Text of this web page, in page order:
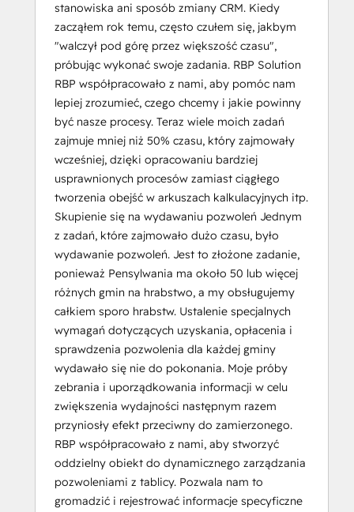
stanowiska ani sposób zmiany CRM. Kiedy
zacząłem rok temu, często czułem się, jakbym
"walczył pod górę przez większość czasu",
próbując wykonać swoje zadania. RBP Solution
RBP współpracowało z nami, aby pomóc nam
lepiej zrozumieć, czego chcemy i jakie powinny
być nasze procesy. Teraz wiele moich zadań
zajmuje mniej niż 50% czasu, który zajmowały
wcześniej, dzięki opracowaniu bardziej
usprawnionych procesów zamiast ciągłego
tworzenia obejść w arkuszach kalkulacyjnych itp.
Skupienie się na wydawaniu pozwoleń Jednym
z zadań, które zajmowało dużo czasu, było
wydawanie pozwoleń. Jest to złożone zadanie,
ponieważ Pensylwania ma około 50 lub więcej
różnych gmin na hrabstwo, a my obsługujemy
całkiem sporo hrabstw. Ustalenie specjalnych
wymagań dotyczących uzyskania, opłacenia i
sprawdzenia pozwolenia dla każdej gminy
wydawało się nie do pokonania. Moje próby
zebrania i uporządkowania informacji w celu
zwiększenia wydajności następnym razem
przyniosły efekt przeciwny do zamierzonego.
RBP współpracowało z nami, aby stworzyć
oddzielny obiekt do dynamicznego zarządzania
pozwoleniami z tablicy. Pozwala nam to
gromadzić i rejestrować informacje specyficzne